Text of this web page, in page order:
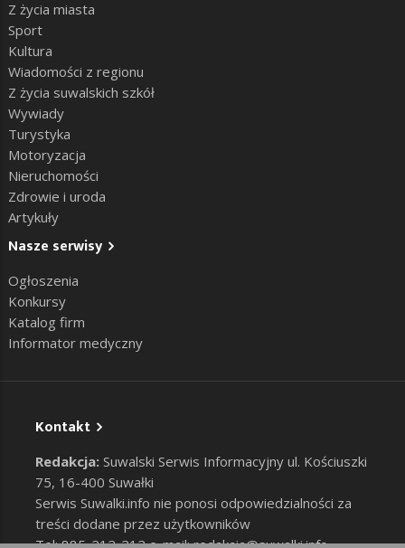
Z życia miasta
Sport
Kultura
Wiadomości z regionu
Z życia suwalskich szkół
Wywiady
Turystyka
Motoryzacja
Nieruchomości
Zdrowie i uroda
Artykuły
Nasze serwisy
Ogłoszenia
Konkursy
Katalog firm
Informator medyczny
Kontakt
Redakcja: Suwalski Serwis Informacyjny ul. Kościuszki
75, 16-400 Suwałki
Serwis Suwalki.info nie ponosi odpowiedzialności za
treści dodane przez użytkowników